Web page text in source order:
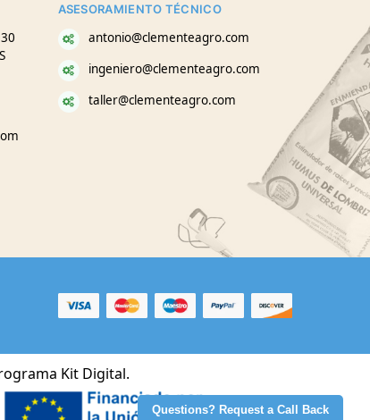
Questions? Request a Call Back
ASESORAMIENTO TÉCNICO
antonio@clementeagro.com
ingeniero@clementeagro.com
taller@clementeagro.com
Kit Digital.